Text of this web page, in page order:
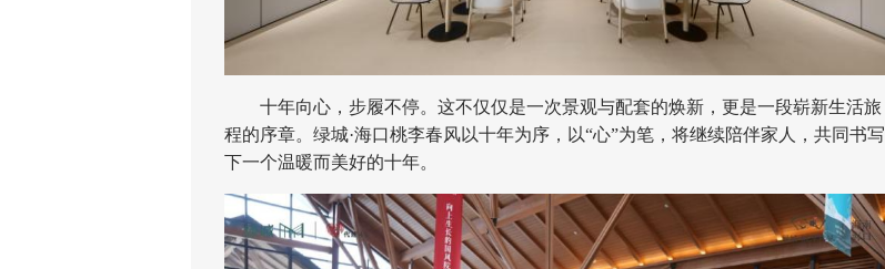
十年向心，步履不停。这不仅仅是一次景观与配套的焕新，更是一段崭新生活旅
程的序章。绿城·海口桃李春风以十年为序，以“心”为笔，将继续陪伴家人，共同书写
下一个温暖而美好的十年。